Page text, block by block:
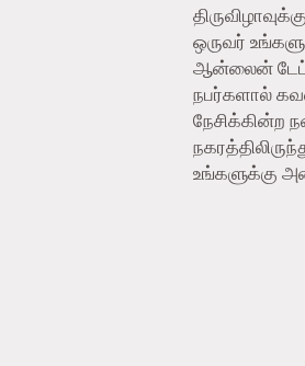
ஒருவர்
ஆன்லைன்
நபர்களால்
நேசிக்கின்ற
உங்களுக்கு